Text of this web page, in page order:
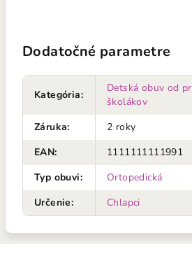
Dodatočné parametre
Kategória:
Detská obuv od
školákov
Záruka:
2 roky
EAN:
1111111111991
Typ obuvi:
Ortopedická
Určenie: Chlapci